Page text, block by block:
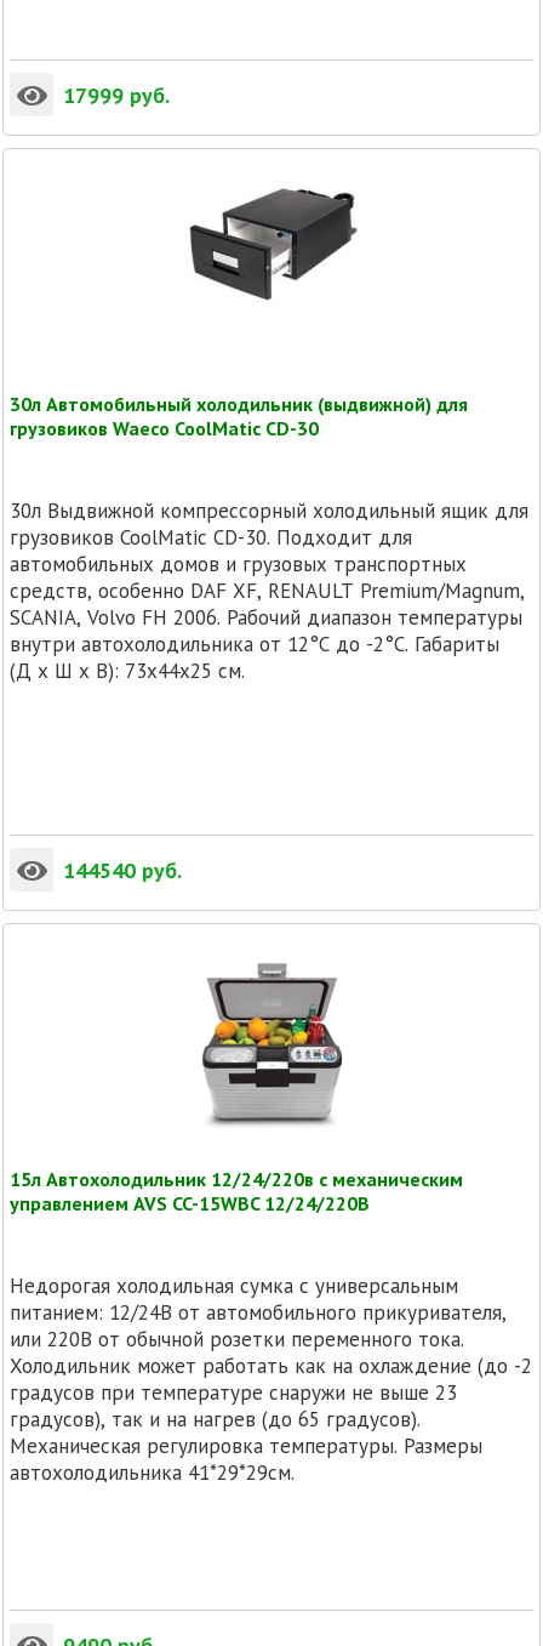
17999 руб.
30л Автомобильный холодильник (выдвижной) для
грузовиков Waeco CoolMatic CD-30
30л Выдвижной компрессорный холодильный ящик для
грузовиков CoolMatic CD-30. Подходит для
автомобильных домов и грузовых транспортных
средств, особенно DAF XF, RENAULT Premium/Magnum,
SCANIA, Volvo FH 2006. Рабочий диапазон температуры
внутри автохолодильника от 12°C до -2°C. Габариты
(Д х Ш х В): 73x44x25 см.
144540 руб.
15л Автохолодильник 12/24/220в с механическим
управлением AVS CC-15WBC 12/24/220В
Недорогая холодильная сумка с универсальным
питанием: 12/24В от автомобильного прикуривателя,
или 220В от обычной розетки переменного тока.
Холодильник может работать как на охлаждение (до -2
градусов при температуре снаружи не выше 23
градусов), так и на нагрев (до 65 градусов).
Механическая регулировка температуры. Размеры
автохолодильника 41*29*29см.